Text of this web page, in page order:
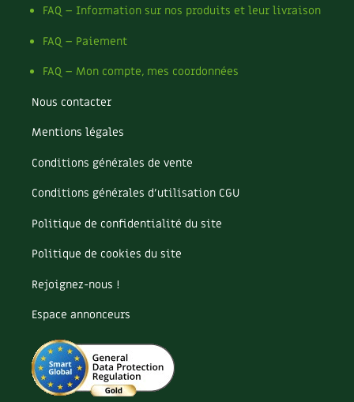
FAQ – Information sur nos produits et leur livraison
FAQ – Paiement
FAQ – Mon compte, mes coordonnées
Nous contacter
Mentions légales
Conditions générales de vente
Conditions générales d’utilisation CGU
Politique de confidentialité du site
Politique de cookies du site
Rejoignez-nous !
Espace annonceurs